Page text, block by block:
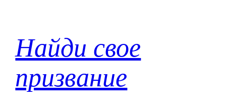
содержимому
Найди свое
призвание